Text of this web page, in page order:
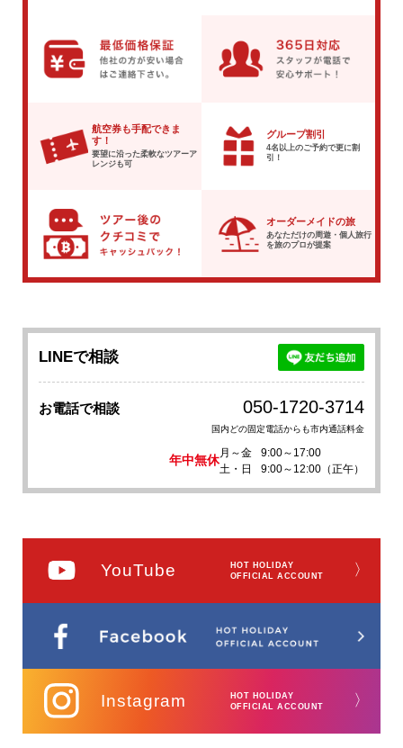
航空券も手配できま
す！
要望に沿った柔軟なツアーア
レンジも可
グループ割引
4名以上のご予約で更に割
引！
オーダーメイドの旅
あなただけの周遊・個人旅行
を旅のプロが提案
LINEで相談
お電話で相談 050-1720-3714
国内どの固定電話からも市内通話料金
年中無休
月～金
9:00～17:00
土・日
9:00～12:00（正午）
YouTube
HOT HOLIDAY
OFFICIAL ACCOUNT
〉
Instagram
HOT HOLIDAY
OFFICIAL ACCOUNT
〉